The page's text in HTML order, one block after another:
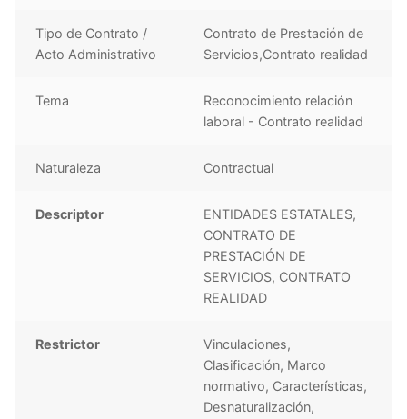
Tipo de Contrato /
Acto Administrativo
Contrato de Prestación de
Servicios,Contrato realidad
Tema
Reconocimiento relación
laboral - Contrato realidad
Naturaleza Contractual
Descriptor
ENTIDADES ESTATALES,
CONTRATO DE
PRESTACIÓN DE
SERVICIOS, CONTRATO
REALIDAD
Restrictor
Vinculaciones,
Clasificación, Marco
normativo, Características,
Desnaturalización,